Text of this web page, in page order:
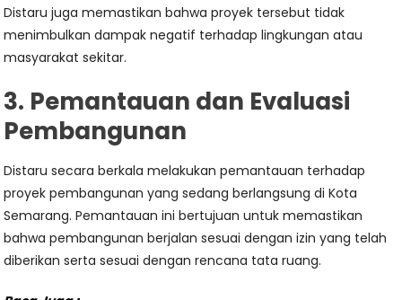
Distaru juga memastikan bahwa proyek tersebut tidak
menimbulkan dampak negatif terhadap lingkungan atau
masyarakat sekitar.
3. Pemantauan dan Evaluasi
Pembangunan
Distaru secara berkala melakukan pemantauan terhadap
proyek pembangunan yang sedang berlangsung di Kota
Semarang. Pemantauan ini bertujuan untuk memastikan
bahwa pembangunan berjalan sesuai dengan izin yang telah
diberikan serta sesuai dengan rencana tata ruang.